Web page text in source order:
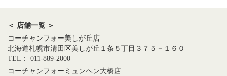
＜ 店舗一覧 ＞
コーチャンフォー美しが丘店
北海道札幌市清田区美しが丘１条５丁目３７５－１６０
TEL： 011-889-2000
コーチャンフォーミュンヘン大橋店